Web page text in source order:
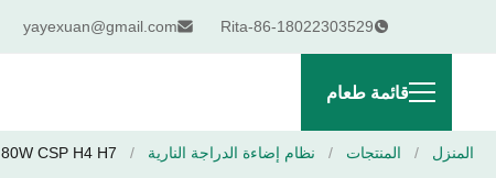
Rita-86-18022303529
yayexuan@gmail.com
قائمة طعام
المنزل / المنتجات / نظام إضاءة الدراجة النارية / 80W CSP H4 H7 مصباح أمامية للدراجة النارية لمصباح Bajaj Pulsar 180 CG125 GN125 AX100 CT100